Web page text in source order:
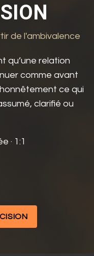
de l'ambivalence
qu’une relation
comme avant
ce qui
clarifié ou
· 1:1